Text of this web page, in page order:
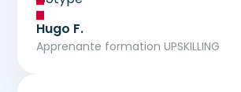
Hugo F.
Apprenante formation UPSKILLING